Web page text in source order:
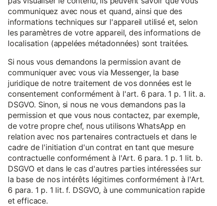
communiquez avec nous et quand, ainsi que des
informations techniques sur l'appareil utilisé et, selon
les paramètres de votre appareil, des informations de
localisation (appelées métadonnées) sont traitées.
Si nous vous demandons la permission avant de
communiquer avec vous via Messenger, la base
juridique de notre traitement de vos données est le
consentement conformément à l'art. 6 para. 1 p. 1 lit. a.
DSGVO. Sinon, si nous ne vous demandons pas la
permission et que vous nous contactez, par exemple,
de votre propre chef, nous utilisons WhatsApp en
relation avec nos partenaires contractuels et dans le
cadre de l'initiation d'un contrat en tant que mesure
contractuelle conformément à l'Art. 6 para. 1 p. 1 lit. b.
DSGVO et dans le cas d'autres parties intéressées sur
la base de nos intérêts légitimes conformément à l'Art.
6 para. 1 p. 1 lit. f. DSGVO, à une communication rapide
et efficace.